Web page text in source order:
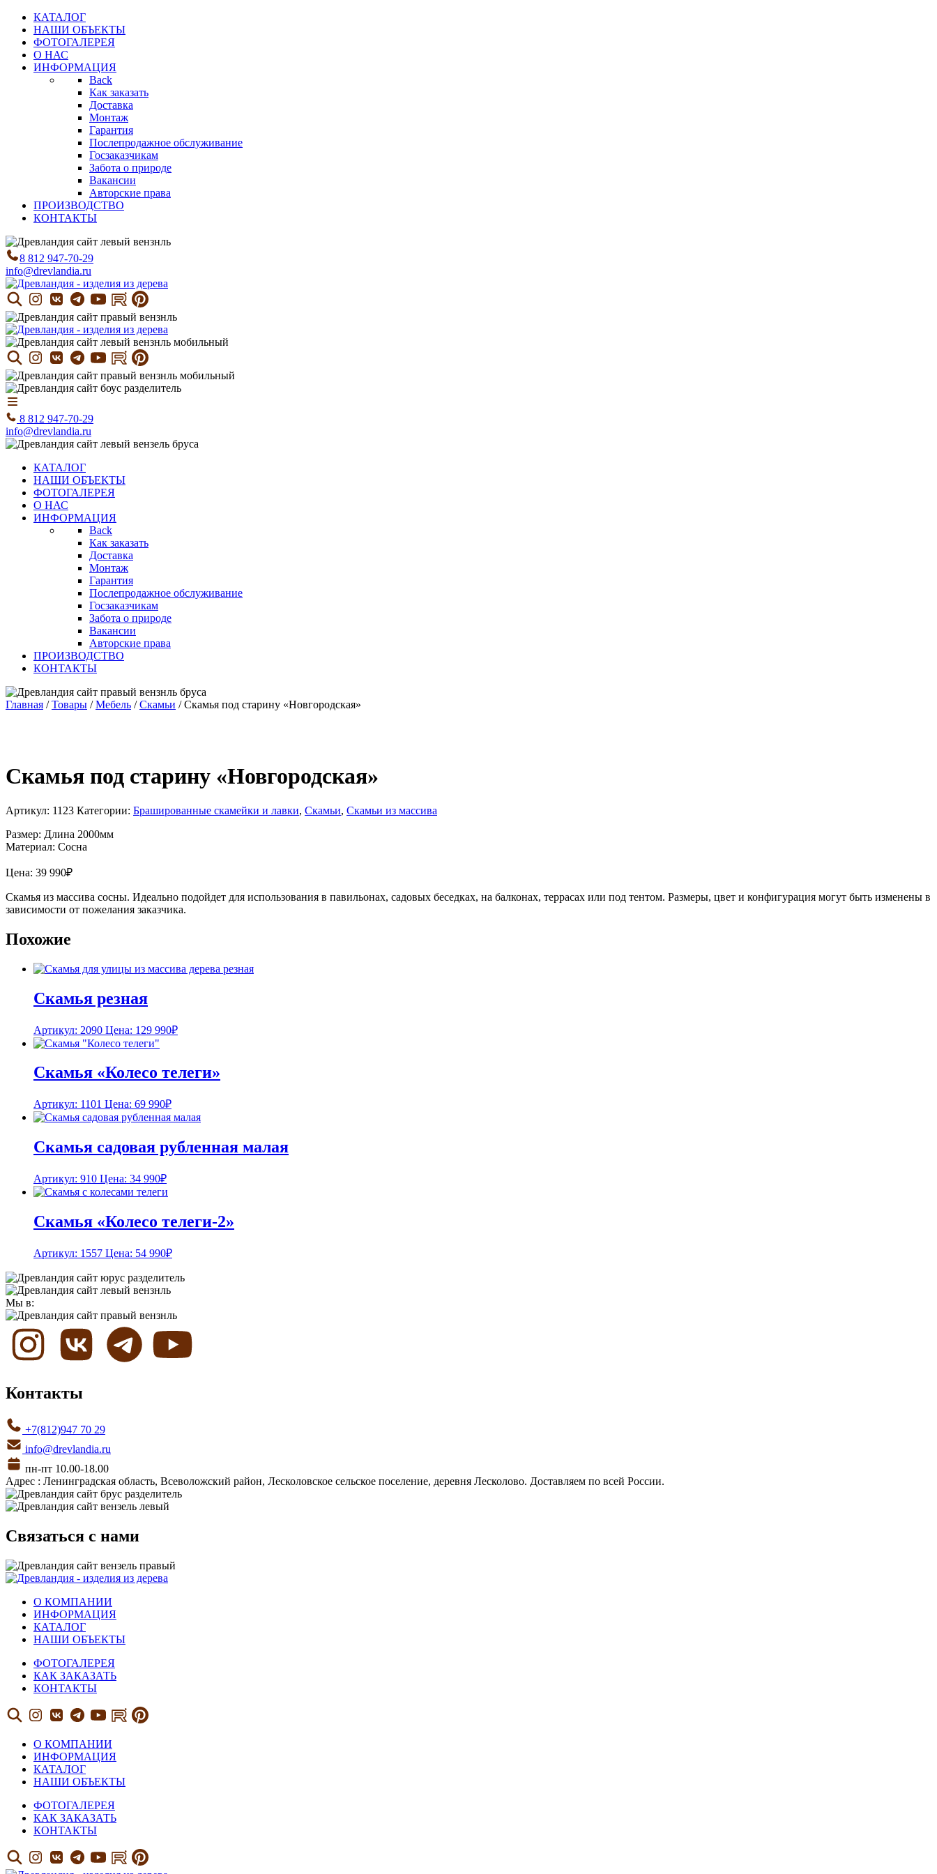
КАТАЛОГ
НАШИ ОБЪЕКТЫ
ФОТОГАЛЕРЕЯ
О НАС
ИНФОРМАЦИЯ
Back
Как заказать
Доставка
Монтаж
Гарантия
Послепродажное обслуживание
Госзаказчикам
Забота о природе
Вакансии
Авторские права
ПРОИЗВОДСТВО
КОНТАКТЫ
8 812 947-70-29
info@drevlandia.ru
8 812 947-70-29
info@drevlandia.ru
КАТАЛОГ
НАШИ ОБЪЕКТЫ
ФОТОГАЛЕРЕЯ
О НАС
ИНФОРМАЦИЯ
Back
Как заказать
Доставка
Монтаж
Гарантия
Послепродажное обслуживание
Госзаказчикам
Забота о природе
Вакансии
Авторские права
ПРОИЗВОДСТВО
КОНТАКТЫ
Главная /Товары /Мебель /Скамьи /Скамья под старину «Новгородская»
Скамья под старину «Новгородская»
Артикул: 1123 Категории: Брашированные скамейки и лавки, Скамьи, Скамьи из массива
Размер: Длина 2000мм
Материал: Сосна
Цена: 39 990₽
Скамья из массива сосны. Идеально подойдет для использования в павильонах, садовых беседках, на балконах, террасах или под тентом. Размеры, цвет и конфигурация могут быть изменены в
зависимости от пожелания заказчика.
Похожие
Скамья резная
Артикул: 2090 Цена: 129 990₽
Скамья «Колесо телеги»
Артикул: 1101 Цена: 69 990₽
Скамья садовая рубленная малая
Артикул: 910 Цена: 34 990₽
Скамья «Колесо телеги-2»
Артикул: 1557 Цена: 54 990₽
Мы в:
Контакты
+7(812)947 70 29
info@drevlandia.ru
пн-пт 10.00-18.00
Адрес : Ленинградская область, Всеволожский район, Лесколовское сельское поселение, деревня Лесколово. Доставляем по всей России.
Связаться с нами
О КОМПАНИИ
ИНФОРМАЦИЯ
КАТАЛОГ
НАШИ ОБЪЕКТЫ
ФОТОГАЛЕРЕЯ
КАК ЗАКАЗАТЬ
КОНТАКТЫ
О КОМПАНИИ
ИНФОРМАЦИЯ
КАТАЛОГ
НАШИ ОБЪЕКТЫ
ФОТОГАЛЕРЕЯ
КАК ЗАКАЗАТЬ
КОНТАКТЫ